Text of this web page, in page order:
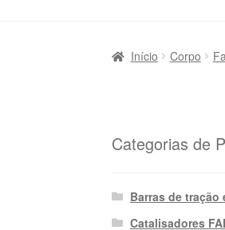
Início Corpo
Categorias de
Barras de tração
Catalisadores